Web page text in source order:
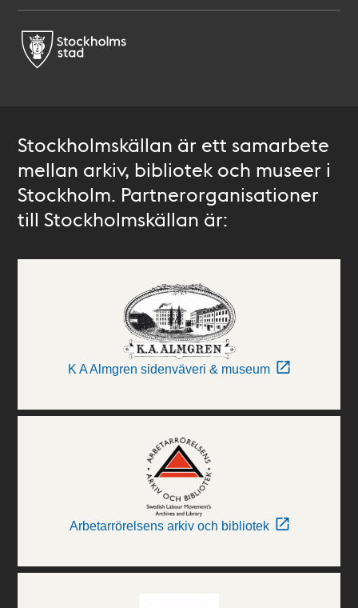
Stockholmskällan är ett samarbete
mellan arkiv, bibliotek och museer i
Stockholm. Partnerorganisationer
till Stockholmskällan är:
K A Almgren sidenväveri & museum
Arbetarrörelsens arkiv och bibliotek